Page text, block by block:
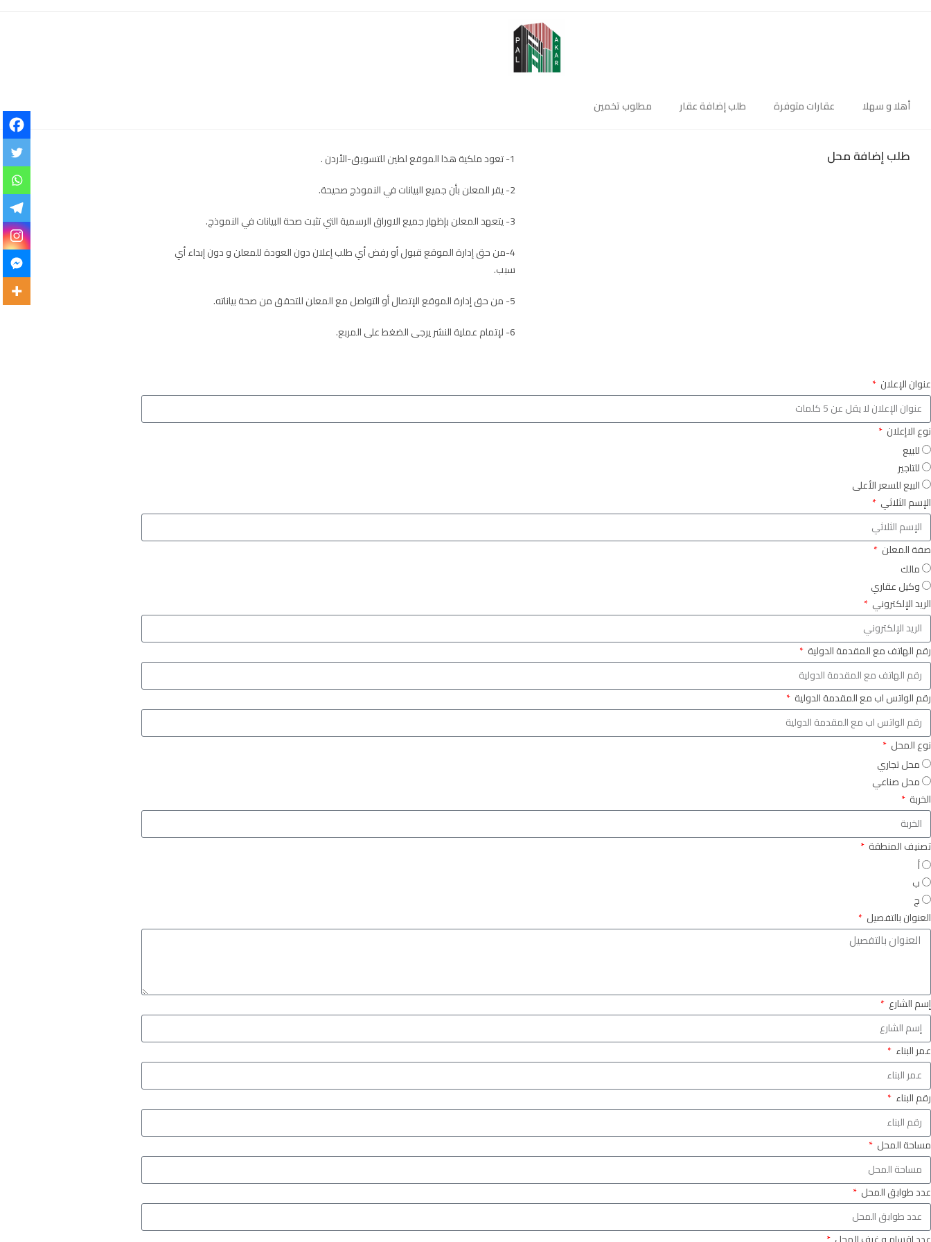
أهلا و سهلا عقارات متوفرة طلب إضافة عقار مطلوب تخمين
طلب إضافة محل
1- تعود ملكية هذا الموقع لطين للتسويق-الأردن .
2- يقر المعلن بأن جميع البيانات في النموذج صحيحة.
3- يتعهد المعلن بإظهار جميع الاوراق الرسمية التي تثبت صحة البيانات في النموذج.
4-من حق إدارة الموقع قبول أو رفض أي طلب إعلان دون العودة للمعلن و دون إبداء أي
سبب.
5- من حق إدارة الموقع الإتصال أو التواصل مع المعلن للتحقق من صحة بياناته.
6- لإتمام عملية النشر يرجى الضغط على المربع.
عنوان الإعلان
نوع الاإعلان
للبيع
للتاجير
البيع للسعر الأعلى
الإسم الثلاثي
صفة المعلن
مالك
وكيل عقاري
الريد الإلكتروني
رقم الهاتف مع المقدمة الدولية
رقم الواتس اب مع المقدمة الدولية
نوع المحل
محل تجاري
محل صناعي
الخربة
تصنيف المنطقة
أ
ب
ج
العنوان بالتفصيل
إسم الشارع
عمر البناء
رقم البناء
مساحة المحل
عدد طوابق المحل